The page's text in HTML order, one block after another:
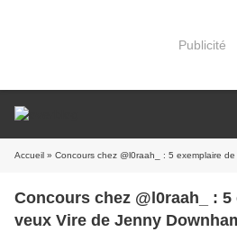
Publicité
Accueil » Concours chez @l0raah_ : 5 exemplaire
Concours chez @l0raah_ :
veux Vire de Jenny